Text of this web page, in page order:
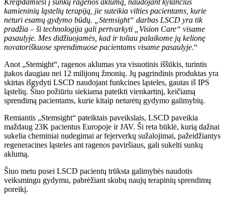
kamieninių ląstelių terapiją, jie suteikia vilties pacientams, kurie
neturi esamų gydymo būdų. „Stemsight“ darbas LSCD yra tik
pradžia – ši technologija gali pertvarkyti „Vision Care“ visame
pasaulyje. Mes didžiuojamės, kad ir toliau palaikome jų kelionę
novatoriškuose sprendimuose pacientams visame pasaulyje.“
Anot „Stemight“, ragenos aklumas yra visuotinis iššūkis, turintis
įtakos daugiau nei 12 milijonų žmonių. Jų pagrindinis produktas yra
skirtas išgydyti LSCD naudojant funkcines ląsteles, gautas iš IPS
ląstelių. Šiuo požiūriu siekiama pateikti vienkartinį, keičiamą
sprendimą pacientams, kurie kitaip neturėtų gydymo galimybių.
Remiantis „Stemsight“ pateiktais paveikslais, LSCD paveikia
maždaug 23K pacientus Europoje ir JAV. Ši reta būklė, kurią dažnai
sukelia cheminiai nudegimai ar fejerverkų sužalojimai, pažeidžiantys
regeneracines ląsteles ant ragenos paviršiaus, gali sukelti sunkų
aklumą.
Šiuo metu pusei LSCD pacientų trūksta galimybės naudotis
veiksmingu gydymu, pabrėžiant skubų naujų terapinių sprendimų
poreikį.